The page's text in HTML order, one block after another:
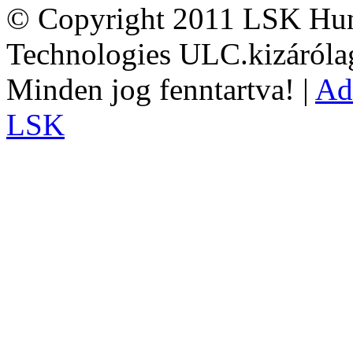
© Copyright 2011 LSK
Technologies
Minden jog fenntartva! |
LSK